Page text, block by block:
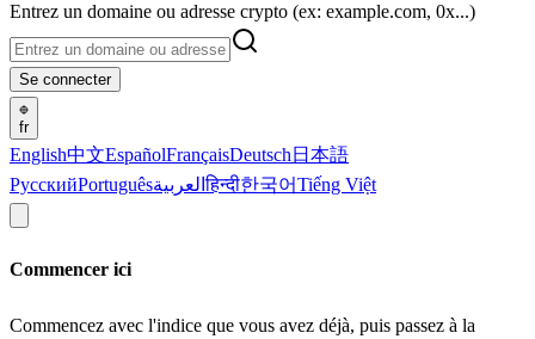
Entrez un domaine ou adresse crypto (ex: example.com, 0x...)
Se connecter
fr
English中文EspañolFrançaisDeutsch 日本語
РусскийPortuguêsالعربيةहिन्दी한국어Tiếng Việt
Commencer ici
Commencez avec l'indice que vous avez déjà, puis passez à la